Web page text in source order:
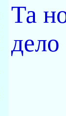
Та
дело